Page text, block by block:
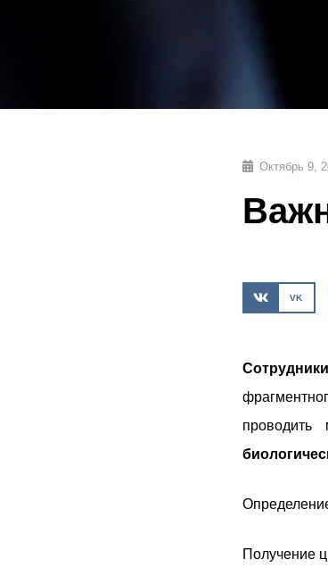
Октябрь 9,
VK
проводить
Получение